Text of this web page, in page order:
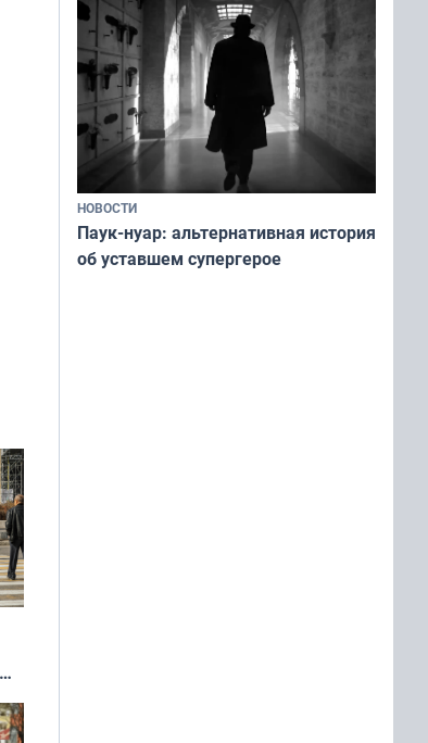
НОВОСТИ
Паук-нуар: альтернативная история
об уставшем супергерое